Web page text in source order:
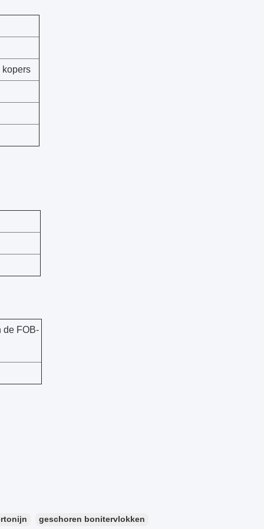
kopers
de FOB-
geschoren bonitervlokken